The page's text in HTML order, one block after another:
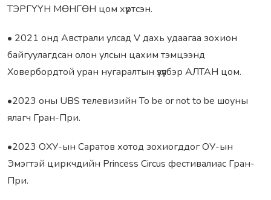
ТЭРГҮҮН МӨНГӨН цом хүртсэн.
• 2021 онд Австрали улсад V дахь удаагаа зохион
байгуулагдсан олон улсын цахим тэмцээнд
Ховербордтой уран нугаралтын үзүүлбэр АЛТАН цом.
•2023 оны UBS телевизийн To be or not to be шоуны
ялагч Гран-При.
•2023 ОХУ-ын Саратов хотод зохиогддог ОУ-ын
Эмэгтэй циркчдийн Princess Circus фестивалиас Гран-
При.